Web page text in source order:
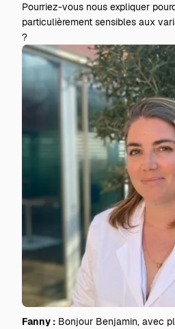
Pourriez-vous nous expliquer
particulièrement sensibles aux
?
Fanny : Bonjour Benjamin, avec